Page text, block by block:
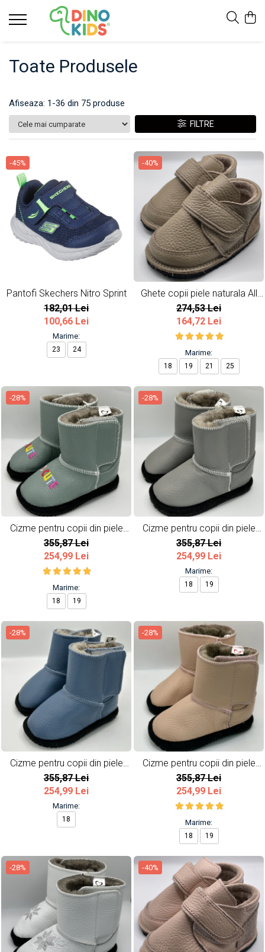
Suport clienti
Livrare
Livrare internationala
Formular de retur
Toate Produsele
Afiseaza: 1-36 din 75 produse
FILTRE
-45%
Pantofi Skechers Nitro Sprint
182,01 Lei
100,66 Lei
Marime:
23 24
-40%
Ghete copii piele naturala All
Beige
274,53 Lei
164,72 Lei
Marime:
18 19 21 25
-28%
Cizme pentru copii din piele
naturala So cute
355,87 Lei
254,99 Lei
Marime:
18 19
-28%
Cizme pentru copii din piele
naturala All Grey
355,87 Lei
254,99 Lei
Marime:
18 19
-28%
Cizme pentru copii din piele
naturala All Blue
355,87 Lei
254,99 Lei
Marime:
18
-28%
Cizme pentru copii din piele
naturala All Pink
355,87 Lei
254,99 Lei
Marime:
18 19
-28% -40%